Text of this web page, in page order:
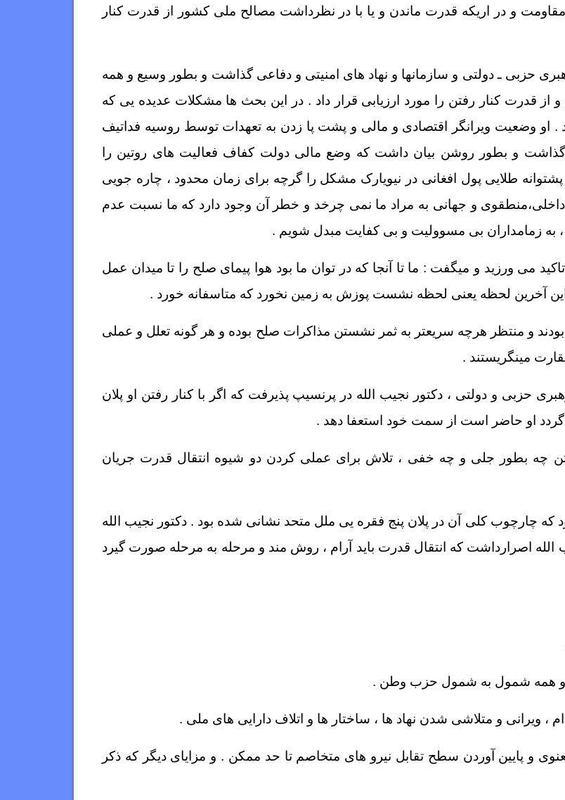
مقاومت و در اریکه قدرت ماندن و یا با در نظرداشت مصالح ملی کشور از قدرت کنار
حزبی ـ دولتی و سازمانها و نهاد های امنیتی و دفاعی گذاشت و بطور وسیع و همه
قدرت کنار رفتن را مورد ارزیابی قرار داد . در این بحث ها مشکلات عدیده یی که
. او وضعیت ویرانگر اقتصادی و مالی و پشت پا زدن به تعهدات توسط روسیه فداتیف
گذاشت و بطور روشن بیان داشت که وضع مالی دولت کفاف فعالیت های روتین را
طلایی پول افغانی در نیویارک مشکل را گرچه برای زمان محدود ، چاره جویی
داخلی،منطقوی و جهانی به مراد ما نمی چرخد و خطر آن وجود دارد که ما نسبت عدم
به زمامداران بی مسوولیت و بی کفایت مبدل شویم .
می ورزید و میگفت : ما تا آنجا که در توان ما بود هوا پیمای صلح را تا میدان عمل
این آخرین لحظه یعنی لحظه نشست پوزش به زمین نخورد که متاسفانه خورد .
و منتظر هرچه سریعتر به ثمر نشستن مذاکرات صلح بوده و هر گونه تعلل و عملی
مینگریستند .
حزبی و دولتی ، دکتور نجیب الله در پرنسیپ پذیرفت که اگر با کنار رفتن او پلان
او حاضر است از سمت خود استعفا دهد .
رفتن چه بطور جلی و چه خفی ، تلاش برای عملی کردن دو شیوه انتقال قدرت جریان
که چارچوب کلی آن در پلان پنج فقره یی ملل متحد نشانی شده بود . دکتور نجیب الله
اصرار داشت که انتقال قدرت باید آرام ، روش مند و مرحله به مرحله صورت گیرد
و همه شمول به شمول حزب وطن .
و متلاشی شدن نهاد ها ، ساختار ها و اتلاف دارایی های ملی .
و پایین آوردن سطح تقابل نیرو های متخاصم تا حد ممکن . و مزایای دیگر که ذکر